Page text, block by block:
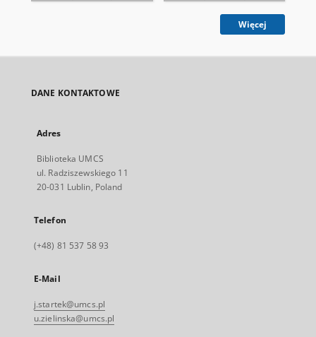
Więcej
DANE KONTAKTOWE
Adres
Biblioteka UMCS
ul. Radziszewskiego 11
20-031 Lublin, Poland
Telefon
(+48) 81 537 58 93
E-Mail
j.startek@umcs.pl
u.zielinska@umcs.pl